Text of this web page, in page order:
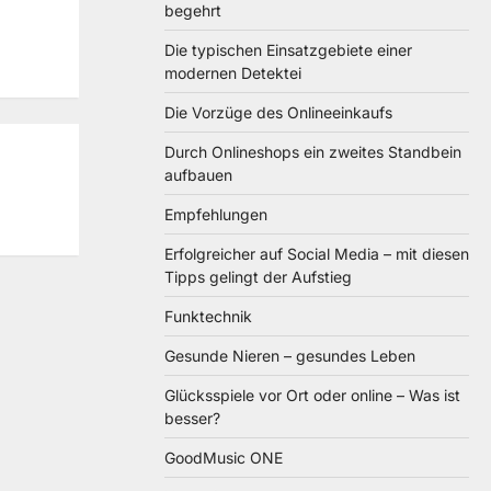
begehrt
Die typischen Einsatzgebiete einer
modernen Detektei
Die Vorzüge des Onlineeinkaufs
Durch Onlineshops ein zweites Standbein
aufbauen
Empfehlungen
Erfolgreicher auf Social Media – mit diesen
Tipps gelingt der Aufstieg
Funktechnik
Gesunde Nieren – gesundes Leben
Glücksspiele vor Ort oder online – Was ist
besser?
GoodMusic ONE